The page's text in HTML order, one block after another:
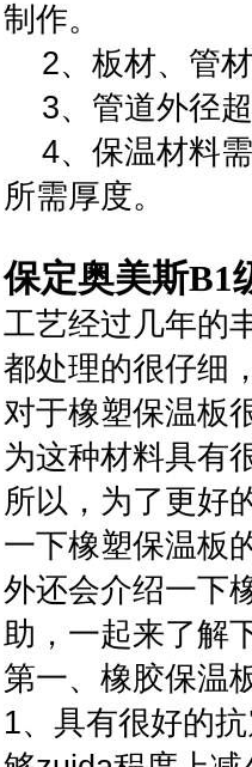
制作。
2、板材、管材
3、管道外径
4、保温材料需
所需厚度。
保定奥美斯B1
工艺经过几年的
都处理的很仔细
对于橡塑保温板
为这种材料具有
所以，为了更好
一下橡塑保温板
外还会介绍一下
助，一起来了解
第一、橡胶保温
1、具有很好的